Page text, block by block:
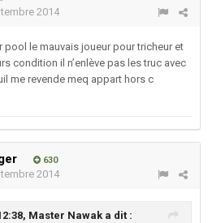
2014
pool le mauvais joueur pour tricheur et
condition il n’enlève pas les truc avec
me revende meq appart hors c
630
2014
Master Nawak a dit :